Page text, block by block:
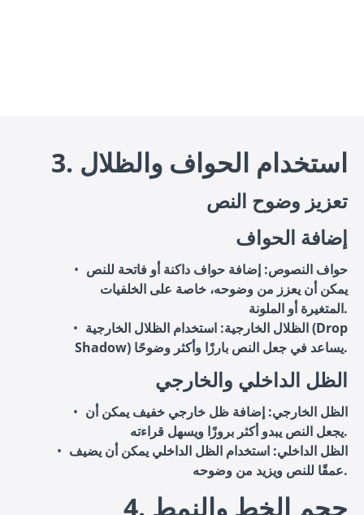
3. استخدام الحواف والظلال
تعزيز وضوح النص
إضافة الحواف
حواف النصوص: إضافة حواف داكنة أو فاتحة للنص
يمكن أن يعزز من وضوحه، خاصة على الخلفيات
المتغيرة أو الملونة.
الظلال الخارجية: استخدام الظلال الخارجية (Drop
Shadow) يساعد في جعل النص بارزًا وأكثر وضوحًا.
الظل الداخلي والخارجي
الظل الخارجي: إضافة ظل خارجي خفيف يمكن أن
يجعل النص يبدو أكثر بروزًا ويسهل قراءته.
الظل الداخلي: استخدام الظل الداخلي يمكن أن يضيف
عمقًا للنص ويزيد من وضوحه.
4. حجم الخط والنمط